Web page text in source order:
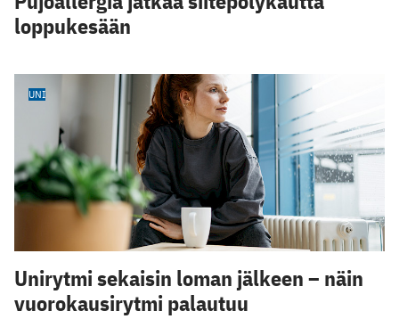
loppukesään
UNI
Unirytmi sekaisin loman jälkeen – näin
vuorokausirytmi palautuu